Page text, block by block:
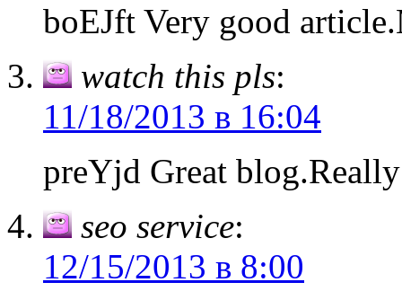
boEJft Very good
watch this pls:
11/18/2013 в 16:04
preYjd Great
seo service:
12/15/2013 в 8:00